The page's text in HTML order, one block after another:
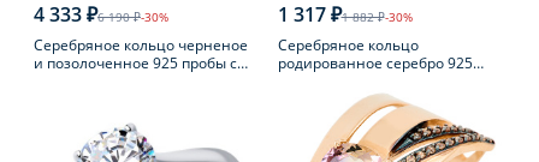
4 333 ₽6 190 ₽-30%
Серебряное кольцо черненое
и позолоченное 925 пробы с
1 317 ₽1 882 ₽-30%
Серебряное кольцо
родированное серебро 925